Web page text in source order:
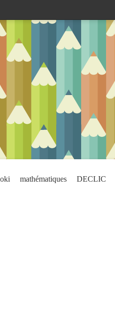
mathématiques DECLIC